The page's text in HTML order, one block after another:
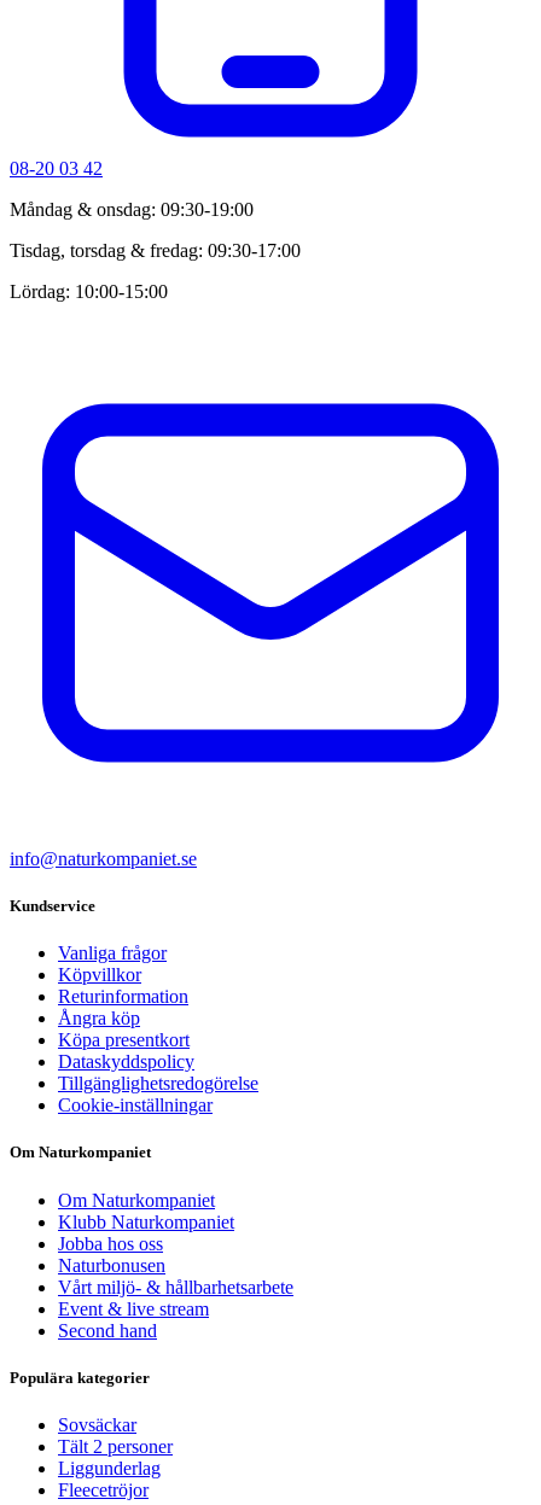
08-20 03 42
Måndag & onsdag: 09:30-19:00
Tisdag, torsdag & fredag: 09:30-17:00
Lördag: 10:00-15:00
info@naturkompaniet.se
Kundservice
Vanliga frågor
Köpvillkor
Returinformation
Ångra köp
Köpa presentkort
Dataskyddspolicy
Tillgänglighetsredogörelse
Cookie-inställningar
Om Naturkompaniet
Om Naturkompaniet
Klubb Naturkompaniet
Jobba hos oss
Naturbonusen
Vårt miljö- & hållbarhetsarbete
Event & live stream
Second hand
Populära kategorier
Sovsäckar
Tält 2 personer
Liggunderlag
Fleecetröjor